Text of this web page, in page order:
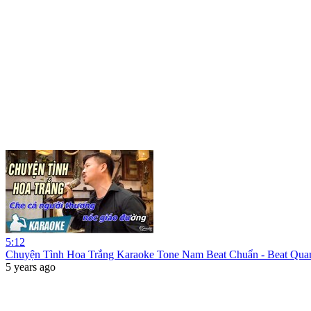
5:12
Chuyện Tình Hoa Trắng Karaoke Tone Nam Beat Chuẩn - Beat
5 years ago